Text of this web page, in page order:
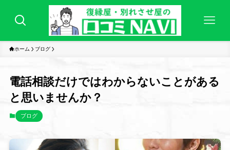
ホーム ブログ
電話相談だけではわからないことがある
と思いませんか？
ブログ